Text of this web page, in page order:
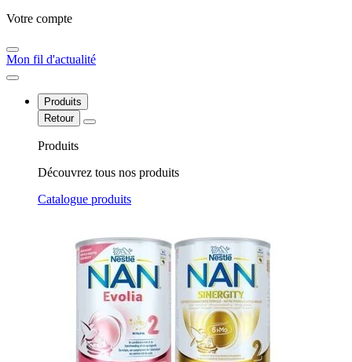
Votre compte​
Mon fil d'actualité
Produits
Retour
Produits
Découvrez tous nos produits
Catalogue produits